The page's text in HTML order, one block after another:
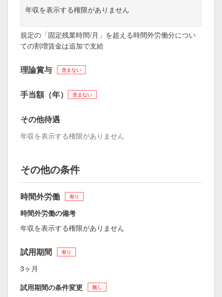
年収を表示する権限がありません
規定の「固定残業時間/月」を超える時間外労働分につい
ての割増賃金は追加で支給
理論賞与 含まない
手当額（年） 含まない
その他待遇
年収を表示する権限がありません
その他の条件
時間外労働 有り
時間外労働の備考
年収を表示する権限がありません
試用期間 有り
3ヶ月
試用期間の条件変更
無し